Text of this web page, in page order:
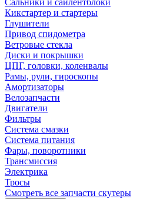
Сальники и сайлентблоки
Кикстартер и стартеры
Глушители
Привод спидометра
Ветровые стекла
Диски и покрышки
ЦПГ, головки, коленвалы
Рамы, рули, гироскопы
Амортизаторы
Велозапчасти
Двигатели
Фильтры
Система смазки
Система питания
Фары, поворотники
Трансмиссия
Электрика
Тросы
Смотреть все запчасти скутеры